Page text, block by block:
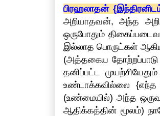
பிரஹலாதன்
அறியாதவன், அந்த
ஒருபோதும்
இல்லாத பொருட்கள்
(அத்தகைய தோற்றப்பாடு
தனிப்பட்ட
உண்டாக்கவில்லை
(உண்மையில்) அந்த
ஆதிக்கத்தின் மூலம்)